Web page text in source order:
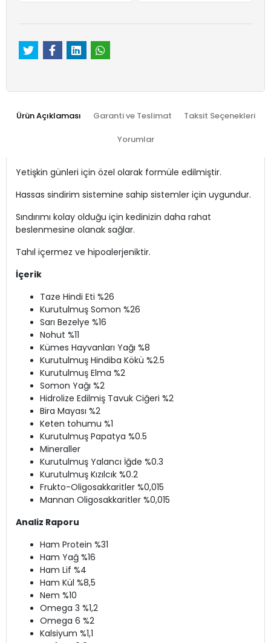
Ürün Açıklaması Garanti ve Teslimat Taksit Seçenekleri
Yorumlar
Yetişkin günleri için özel olarak formüle edilmiştir.
Hassas sindirim sistemine sahip sistemler için uygundur.
Sındırımı kolay olduğu için kedinizin daha rahat
beslenmesine olanak sağlar.
Tahıl içermez ve hipoalerjeniktir.
İçerik
Taze Hindi Eti %26
Kurutulmuş Somon %26
Sarı Bezelye %16
Nohut %11
Kümes Hayvanları Yağı %8
Kurutulmuş Hindiba Kökü %2.5
Kurutulmuş Elma %2
Somon Yağı %2
Hidrolize Edilmiş Tavuk Ciğeri %2
Bira Mayası %2
Keten tohumu %1
Kurutulmuş Papatya %0.5
Mineraller
Kurutulmuş Yalancı İğde %0.3
Kurutulmuş Kızılcık %0.2
Frukto-Oligosakkaritler %0,015
Mannan Oligosakkaritler %0,015
Analiz Raporu
Ham Protein %31
Ham Yağ %16
Ham Lif %4
Ham Kül %8,5
Nem %10
Omega 3 %1,2
Omega 6 %2
Kalsiyum %1,1